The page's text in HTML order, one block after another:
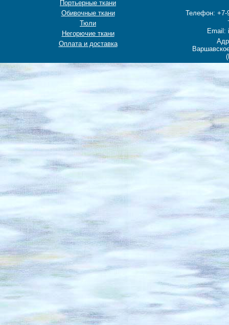
Портьерные ткани
Обивочные ткани
Тюли
Негорючие ткани
Оплата и доставка
Телефон: +7-
Email: